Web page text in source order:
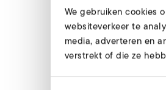
We gebruiken cookies
websiteverkeer te
media, adverteren en
verstrekt of die ze